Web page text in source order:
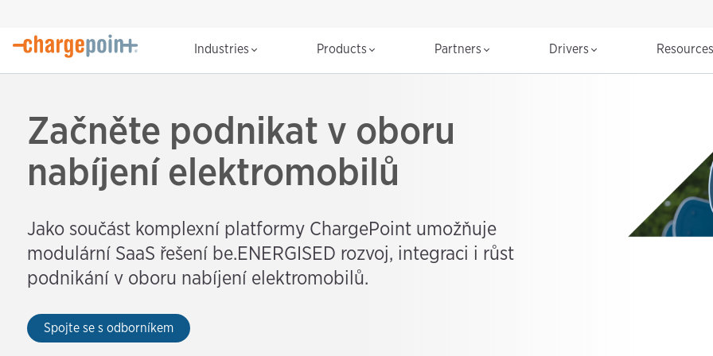
Industries Products Partners Drivers
Začněte podnikat v oboru
nabíjení elektromobilů
Jako součást komplexní platformy ChargePoint umožňuje
modulární SaaS řešení be.ENERGISED rozvoj, integraci i růst
podnikání v oboru nabíjení elektromobilů.
Spojte se s odborníkem